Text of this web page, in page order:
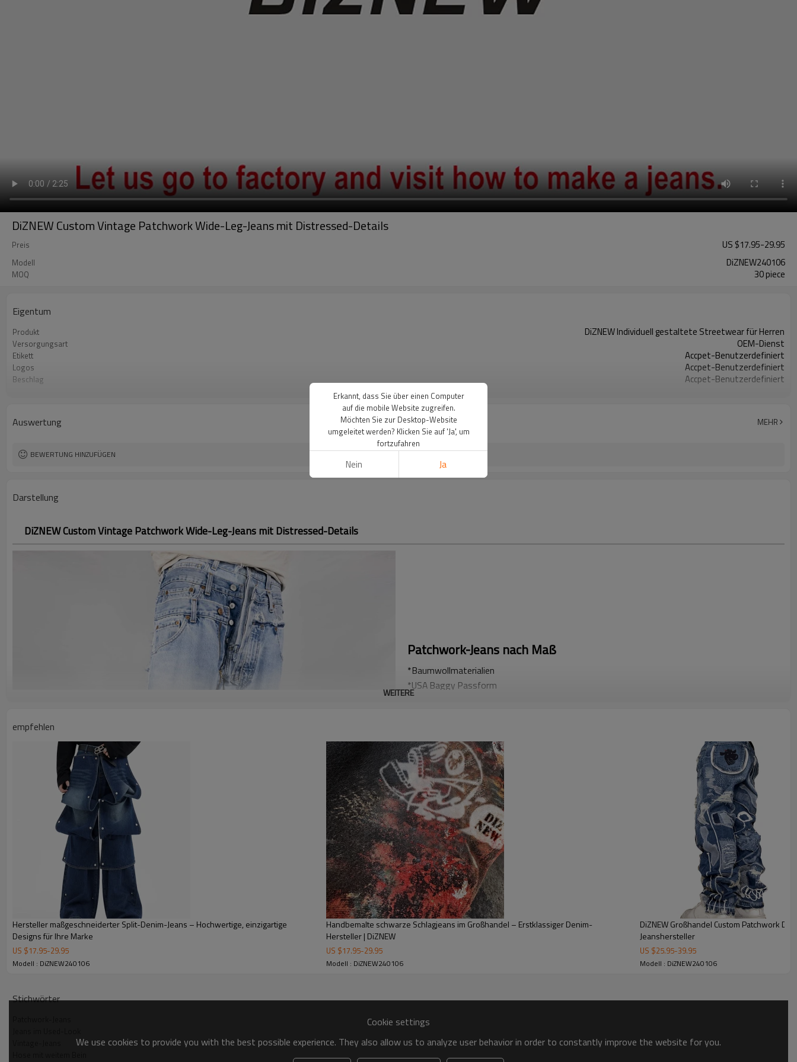
DiZNEW Custom Vintage Patchwork Wide-Leg-Jeans mit Distressed-Details
Preis US $17.95-29.95
Modell DiZNEW240106
MOQ 30 piece
Eigentum
Produkt DiZNEW Individuell gestaltete Streetwear für Herren
Versorgungsart OEM-Dienst
Etikett Accpet-Benutzerdefiniert
Logos Accpet-Benutzerdefiniert
Beschlag Accpet-Benutzerdefiniert
Auswertung MEHR
BEWERTUNG HINZUFÜGEN
Darstellung
DiZNEW Custom Vintage Patchwork Wide-Leg-Jeans mit Distressed-Details
Patchwork-Jeans nach Maß
*Baumwollmaterialien
*USA Baggy Passform
Accpet Full Custom, senden Sie uns Ihr Design, um schnell ein Angebot zu erhalten
Diese DiZNEW-Jeans mit weitem Bein ist aus Vintage-Denim mit aufwendigen Patchwork-
Einsätzen und Distressed-Details gefertigt. Das hochwertige Material und die Verarbeitung
machen sie langlebig und dennoch stilvoll. Das Design kombiniert einen Retro-Vibe mit
modernem Streetwear-Appeal und sorgt so für einen herausragenden Look. Ideal für
modebewusste Personen, die nach einzigartigen und auffälligen Denim-Stücken suchen.
WEITERE
empfehlen
Hersteller maßgeschneiderter Split-Denim-Jeans – Hochwertige, einzigartige
Designs für Ihre Marke
US $17.95-29.95
Modell : DiZNEW240106
Handbemalte schwarze Schlagjeans im Großhandel – Erstklassiger Denim-
Hersteller | DiZNEW
US $17.95-29.95
Modell : DiZNEW240106
DiZNEW Großhandel Custom Patchwork
Jeanshersteller
US $25.95-39.95
Modell : DiZNEW240106
Stichwörter
Cookie settings
We use cookies to provide you with the best possible experience. They also allow us to analyze user behavior in order to constantly improve the website for you.
Erkannt, dass Sie über einen Computer
auf die mobile Website zugreifen.
Möchten Sie zur Desktop-Website
umgeleitet werden? Klicken Sie auf 'Ja', um
fortzufahren
Nein Ja